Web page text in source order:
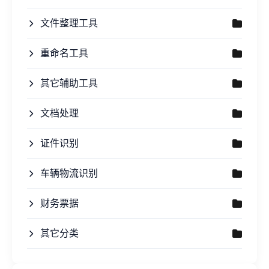
文件整理工具
重命名工具
其它辅助工具
文档处理
证件识别
车辆物流识别
财务票据
其它分类